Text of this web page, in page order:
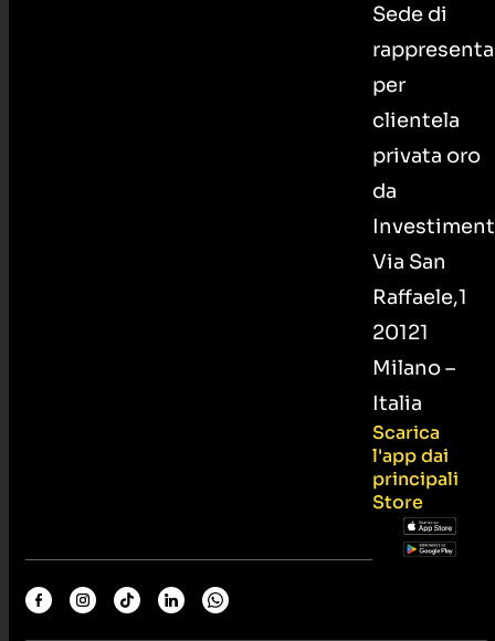
Sede di
per
clientela
privata oro
da
Via San
Raffaele,1
20121
Milano –
Italia
Scarica
l'app dai
principali
Store